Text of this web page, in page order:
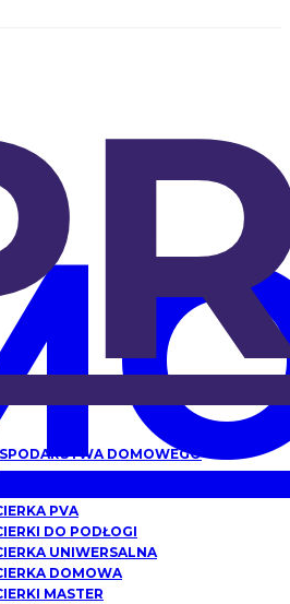
DOMOWEGO
PVA
DO PODŁOGI
UNIWERSALNA
DOMOWA
MASTER